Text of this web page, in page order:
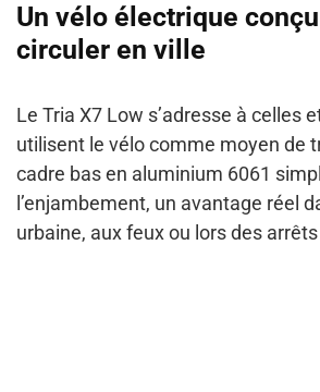
Un vélo électrique
circuler en ville
Le Tria X7 Low s’adresse à celles
utilisent le vélo comme moyen de
cadre bas en aluminium 6061
l’enjambement, un avantage réel
urbaine, aux feux ou lors des